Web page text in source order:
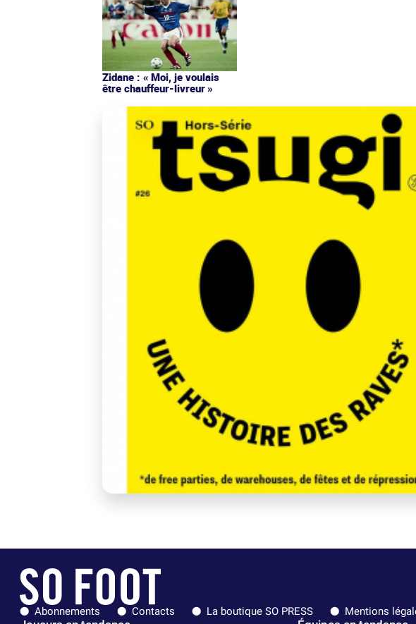
Zidane : « Moi, je voulais
être chauffeur-livreur »
Abonnements Contacts La boutique SO PRESS Mentions